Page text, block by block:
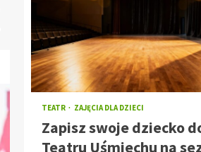
TEATR ZAJĘCIA DLA DZIECI
Zapisz swoje dziecko
Teatru Uśmiechu na